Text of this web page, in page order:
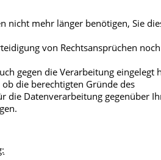
nicht mehr länger benötigen, Sie
von Rechtsansprüchen noch
gegen die Verarbeitung eingelegt
die berechtigten Gründe des
die Datenverarbeitung gegenüber